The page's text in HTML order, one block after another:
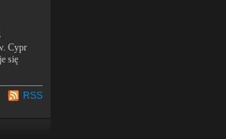
Cypr
się
RSS